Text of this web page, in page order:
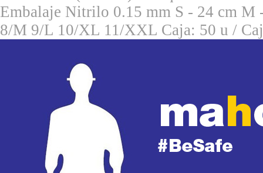
Embalaje Nitrilo 0.15 mm S - 24 cm
8/M 9/L 10/XL 11/XXL Caja: 50 u /